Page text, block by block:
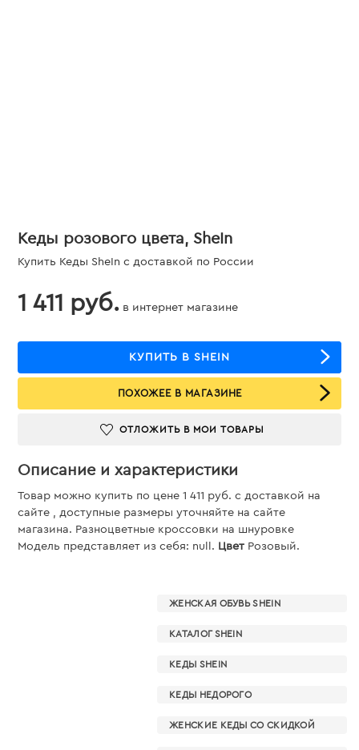
Кеды розового цвета, SheIn
Купить Кеды SheIn с доставкой по России
1 411 руб. в интернет магазине
КУПИТЬ В SHEIN
ПОХОЖЕЕ В МАГАЗИНЕ
ОТЛОЖИТЬ В МОИ ТОВАРЫ
Описание и характеристики
Товар можно купить по цене 1 411 руб. c доставкой на
сайте , доступные размеры уточняйте на сайте
магазина. Разноцветные кроссовки на шнуровке
Модель представляет из себя: null. Цвет Розовый.
ЖЕНСКАЯ ОБУВЬ SHEIN
КАТАЛОГ SHEIN
КЕДЫ SHEIN
КЕДЫ НЕДОРОГО
ЖЕНСКИЕ КЕДЫ СО СКИДКОЙ